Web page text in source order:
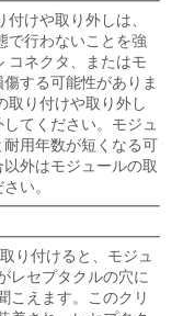
けや取り外しは、
で行わないことを強
コネクタ、またはモ
する可能性がありま
取り付けや取り外し
てください。モジュ
用年数が短くなる可
外はモジュールの取
い。
り付けると、モジュ
レセプタクルの穴に
こえます。このクリ